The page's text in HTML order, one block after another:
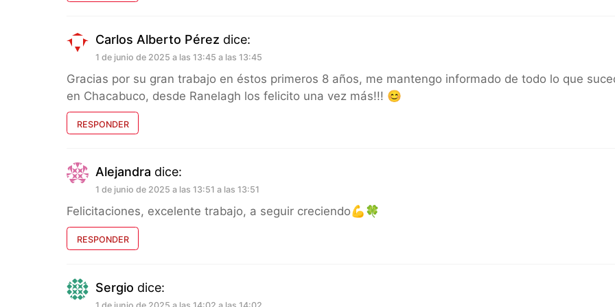
Carlos Alberto Pérez dice:
1 de junio de 2025 a las 13:45 a las 13:45
Gracias por su gran trabajo en éstos primeros 8 años, me mantengo informado de todo lo que
en Chacabuco, desde Ranelagh los felicito una vez más!!! 😊
RESPONDER
Alejandra dice:
1 de junio de 2025 a las 13:51 a las 13:51
Felicitaciones, excelente trabajo, a seguir creciendo💪🍀
RESPONDER
Sergio dice: